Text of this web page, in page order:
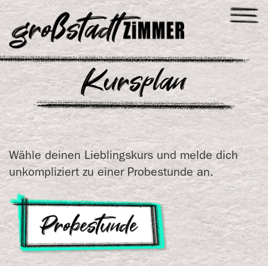
T
g
l
e
v
i
t
i
o
Kursplan
Wähle deinen Lieblingskurs und melde dich
unkompliziert zu einer Probestunde an.